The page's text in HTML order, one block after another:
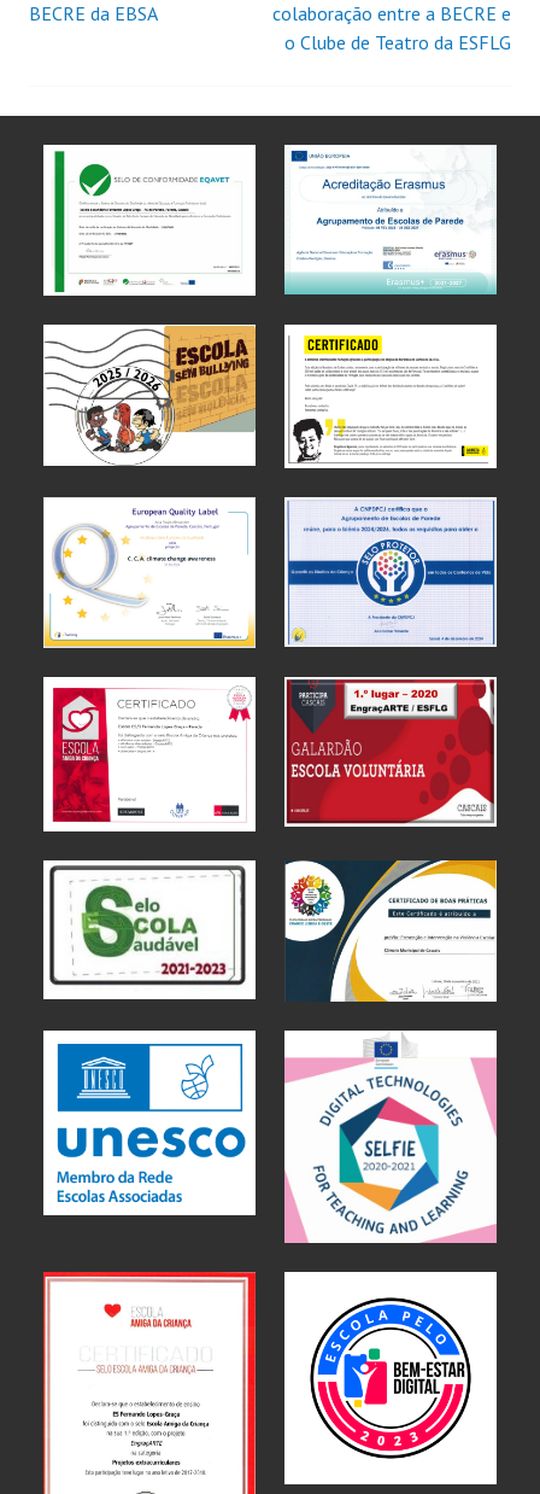
BECRE da EBSA
colaboração entre a BECRE e
o Clube de Teatro da ESFLG